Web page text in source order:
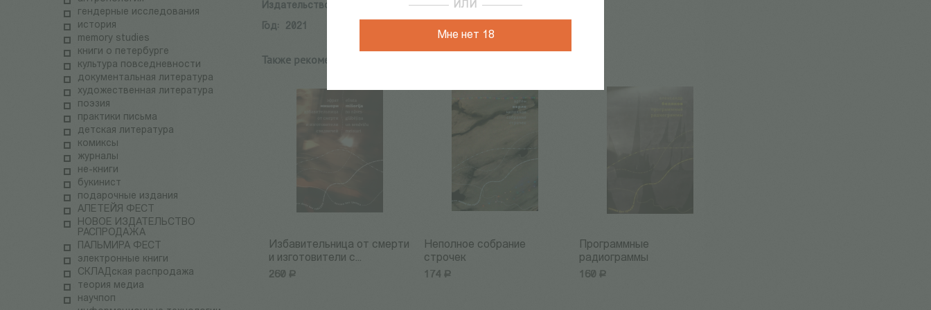
ИЛИ
Мне нет 18
гендерные исследования
история
memory studies
книги о петербурге
культура повседневности
документальная литература
художественная литература
поэзия
практики письма
детская литература
комиксы
журналы
не-книги
букинист
подарочные издания
АЛЕТЕЙЯ ФЕСТ
НОВОЕ ИЗДАТЕЛЬСТВО
РАСПРОДАЖА
ПАЛЬМИРА ФЕСТ
электронные книги
СКЛАДская распродажа
теория медиа
научпоп
Издательство:
Literature Without Borders
Год:
2021
Также рекомендуем:
Избавительница от смерти
и изготовители с...
260 Р
Неполное собрание
строчек
174 Р
Программные
радиограммы
160 Р